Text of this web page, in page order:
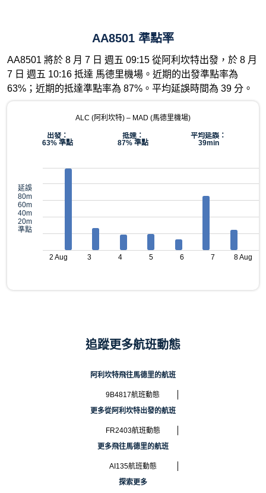
AA8501 準點率
AA8501 將於 8 月 7 日 週五 09:15 從阿利坎特出發，於 8 月
7 日 週五 10:16 抵達 馬德里機場。近期的出發準點率為
63%；近期的抵達準點率為 87%。平均延誤時間為 39 分。
ALC (阿利坎特) – MAD (馬德里機場)
出發：
63% 準點
抵達：
87% 準點
平均延誤：
39min
延誤
80m
60m
40m
20m
準點
2 Aug 3 4 5 6 7 8 Aug
追蹤更多航班動態
阿利坎特飛往馬德里的航班
9B4817航班動態
更多從阿利坎特出發的航班
FR2403航班動態
更多飛往馬德里的航班
AI135航班動態
探索更多